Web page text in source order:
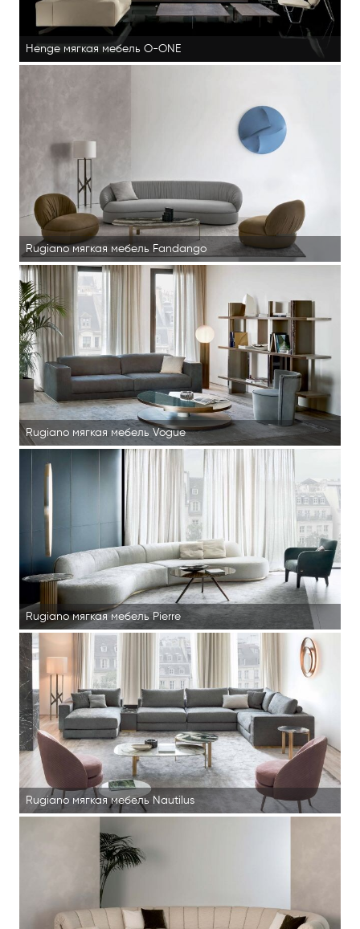
Henge мягкая мебель O-ONE
Rugiano мягкая мебель Fandango
Rugiano мягкая мебель Vogue
Rugiano мягкая мебель Pierre
Rugiano мягкая мебель Nautilus